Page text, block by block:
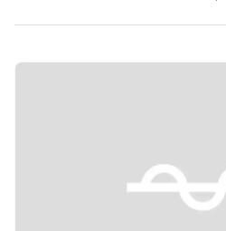
Previous slide